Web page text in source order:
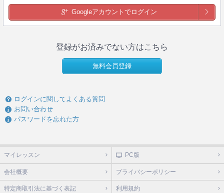
Googleアカウントでログイン
登録がお済みでない方はこちら
無料会員登録
ログインに関してよくある質問
お問い合わせ
パスワードを忘れた方
マイレッスン PC版
会社概要 プライバシーポリシー
特定商取引法に基づく表記 利用規約